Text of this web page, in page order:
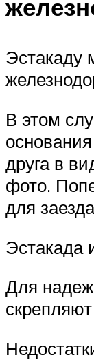
Эстакаду
В этом
друга в
фото.
для
Эстакада
Для